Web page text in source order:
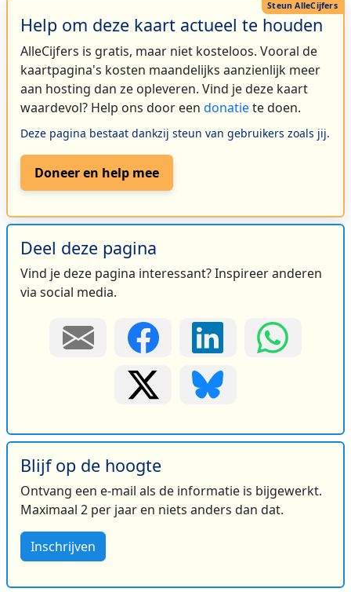
Help om deze kaart actueel te houden
AlleCijfers is gratis, maar niet kosteloos. Vooral de
kaartpagina's kosten maandelijks aanzienlijk meer
aan hosting dan ze opleveren. Vind je deze kaart
waardevol? Help ons door een donatiete doen.
Deze pagina bestaat dankzij steun van gebruikers zoals jij.
Doneer en help mee
Deel deze pagina
Vind je deze pagina interessant? Inspireer anderen
via social media.
Blijf op de hoogte
Ontvang een e-mail als de informatie is bijgewerkt.
Maximaal 2 per jaar en niets anders dan dat.
Inschrijven